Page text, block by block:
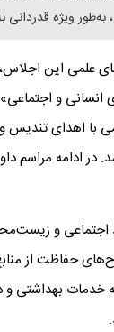
ویژه قدردانی
علمی این
و
اهدای تندیس
ادامه مراسم
اجتماعی و
حفاظت از
خدمات بهداشتی